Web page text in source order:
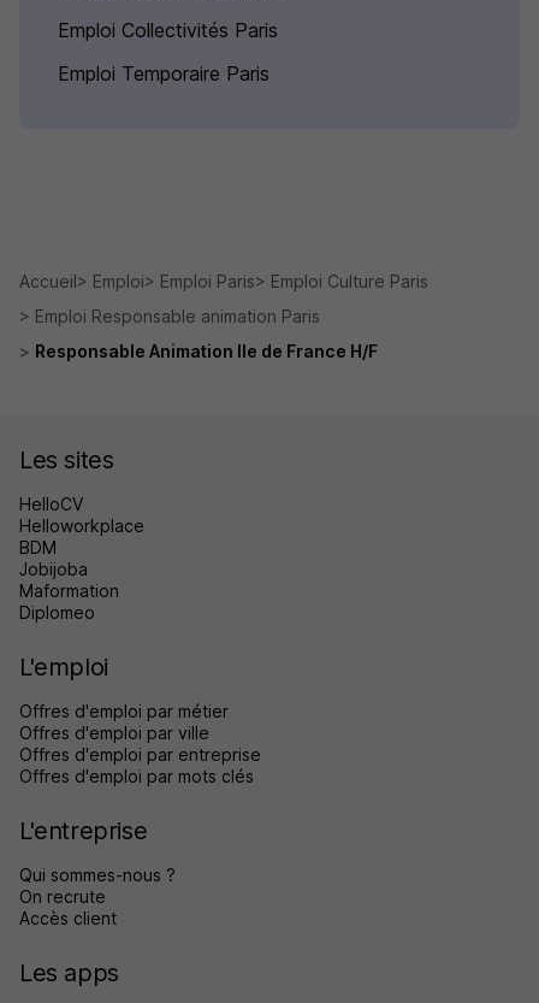
Emploi Collectivités Paris
Emploi Temporaire Paris
Accueil Emploi Emploi Paris
Emploi Culture Paris
Emploi Responsable animation Paris
Responsable Animation Ile de France H/F
Les sites
HelloCV
Helloworkplace
BDM
Jobijoba
Maformation
Diplomeo
L'emploi
Offres d'emploi par métier
Offres d'emploi par ville
Offres d'emploi par entreprise
Offres d'emploi par mots clés
L'entreprise
Qui sommes-nous ?
On recrute
Accès client
Les apps